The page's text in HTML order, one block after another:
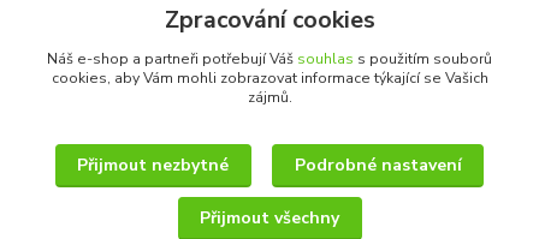
+420 728 830 042
info@pmkshop.cz
Zpracování cookies
Náš e-shop a partneři potřebují Váš souhlas s použitím souborů
cookies, aby Vám mohli zobrazovat informace týkající se Vašich
zájmů.
Přijmout nezbytné Podrobné nastavení
Přijmout všechny